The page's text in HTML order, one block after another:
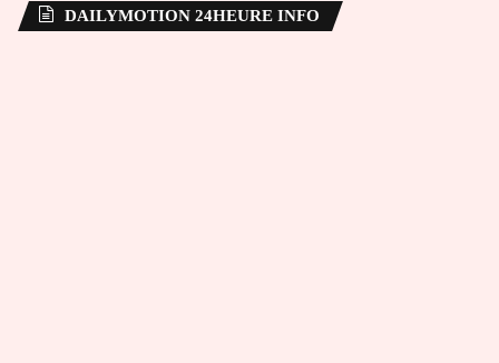
DAILYMOTION 24HEURE INFO